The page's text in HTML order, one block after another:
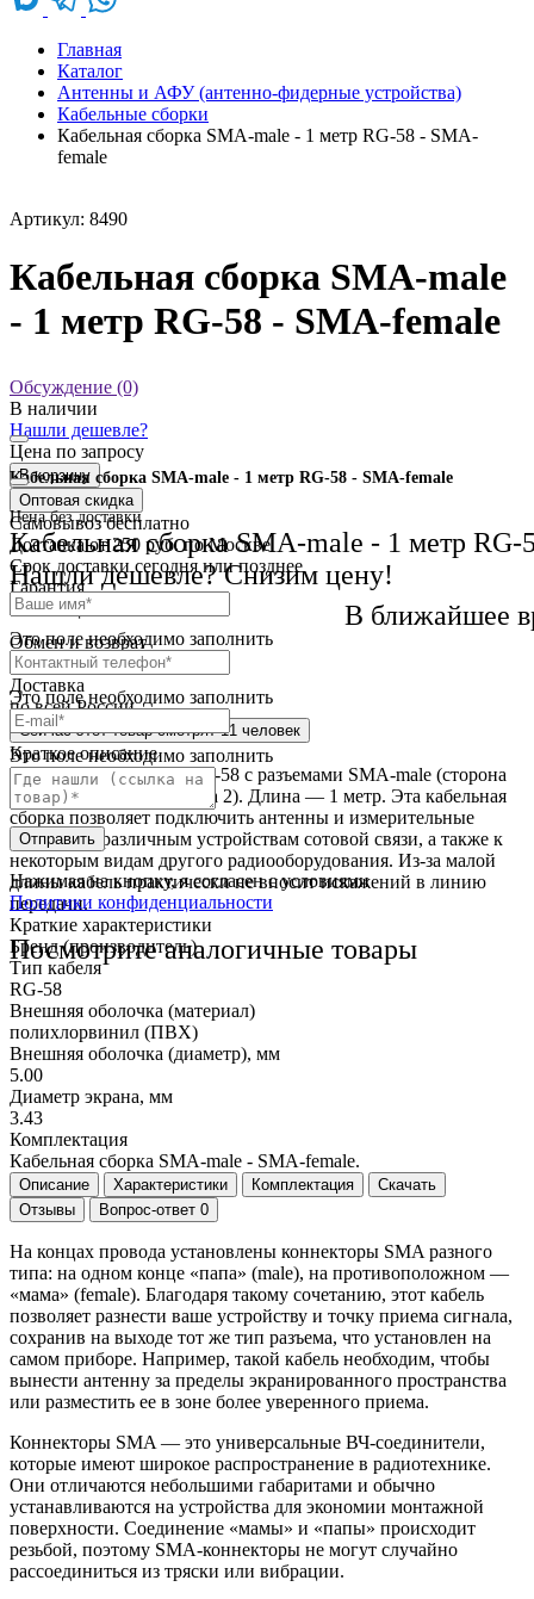
Главная
Каталог
Антенны и АФУ (антенно-фидерные устройства)
Кабельные сборки
Кабельная сборка SMA-male - 1 метр RG-58 - SMA-
female
Артикул: 8490
Кабельная сборка SMA-male
- 1 метр RG-58 - SMA-female
Обсуждение (0)
Кабельная сборка SMA-male - 1 метр RG-58 - SMA-female
Цена без доставки
Кабельная сборка SMA-male - 1 метр
Нашли дешевле? Снизим цену!
Это поле необходимо заполнить
Это поле необходимо заполнить
Это поле необходимо заполнить
Отправить
Нажимая на кнопку, я согласен с условиями
Политики конфиденциальности
Посмотрите аналогичные товары
В наличии
Нашли дешевле?
В ближайшее
Цена по запросу
В корзину
Оптовая скидка
Самовывоз бесплатно
Доставка от 250 руб. по Москве
Cрок доставки сегодня или позднее
Гарантия
12 месяца
Обмен и возврат
2 недели
Доставка
по всей России
Сейчас этот товарсмотрят 11 человек
Краткое описание
Отрезок радиокабеля RG-58 с разъемами SMA-male (сторона
1) и SMA-female (сторона 2). Длина — 1 метр. Эта кабельная
сборка позволяет подключить антенны и измерительные
приборы к различным устройствам сотовой связи, а также к
некоторым видам другого радиооборудования. Из-за малой
длины кабель практически не вносит искажений в линию
передачи.
Краткие характеристики
Бренд (производитель)
Тип кабеля
RG-58
Внешняя оболочка (материал)
полихлорвинил (ПВХ)
Внешняя оболочка (диаметр), мм
5.00
Диаметр экрана, мм
3.43
Комплектация
Кабельная сборка SMA-male - SMA-female.
Описание Характеристики Комплектация
Скачать
Отзывы
Вопрос-ответ 0
На концах провода установлены коннекторы SMA разного
типа: на одном конце «папа» (male), на противоположном —
«мама» (female). Благодаря такому сочетанию, этот кабель
позволяет разнести ваше устройству и точку приема сигнала,
сохранив на выходе тот же тип разъема, что установлен на
самом приборе. Например, такой кабель необходим, чтобы
вынести антенну за пределы экранированного пространства
или разместить ее в зоне более уверенного приема.
Коннекторы SMA — это универсальные ВЧ-соединители,
которые имеют широкое распространение в радиотехнике.
Они отличаются небольшими габаритами и обычно
устанавливаются на устройства для экономии монтажной
поверхности. Соединение «мамы» и «папы» происходит
резьбой, поэтому SMA-коннекторы не могут случайно
рассоединиться из тряски или вибрации.